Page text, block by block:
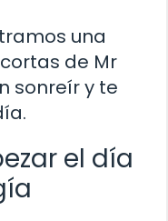
una
de Mr
sonreír y te
el día